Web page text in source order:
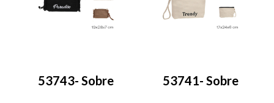
53743- Sobre
53741- Sobre